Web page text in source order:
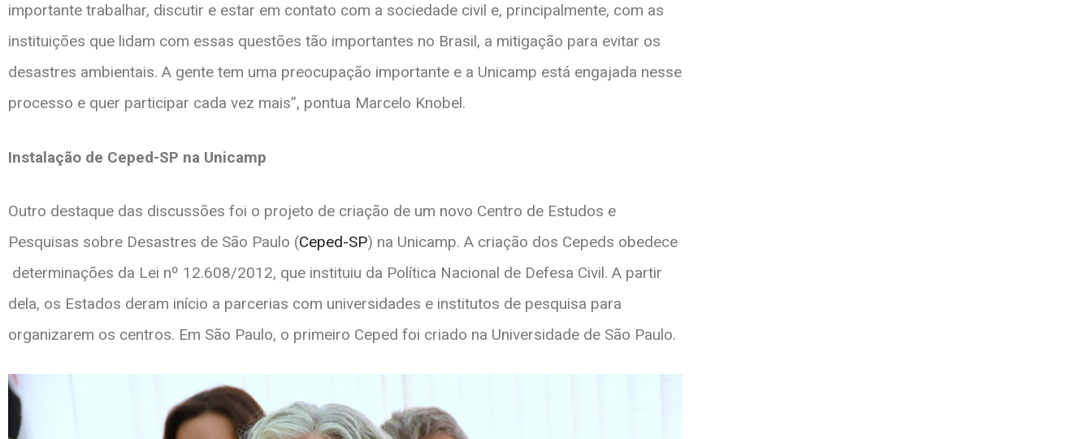
importante trabalhar, discutir e estar em contato com a sociedade civil e, principalmente, com as
instituições que lidam com essas questões tão importantes no Brasil, a mitigação para evitar os
desastres ambientais. A gente tem uma preocupação importante e a Unicamp está engajada nesse
processo e quer participar cada vez mais”, pontua Marcelo Knobel.
Instalação de Ceped-SP na Unicamp
Outro destaque das discussões foi o projeto de criação de um novo Centro de Estudos e
Pesquisas sobre Desastres de São Paulo (Ceped-SP) na Unicamp. A criação dos Cepeds obedece
determinações da Lei nº 12.608/2012, que instituiu da Política Nacional de Defesa Civil. A partir
dela, os Estados deram início a parcerias com universidades e institutos de pesquisa para
organizarem os centros. Em São Paulo, o primeiro Ceped foi criado na Universidade de São Paulo.